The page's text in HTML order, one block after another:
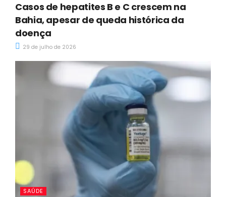
Casos de hepatites B e C crescem na
Bahia, apesar de queda histórica da
doença
29 de julho de 2026
SAÚDE